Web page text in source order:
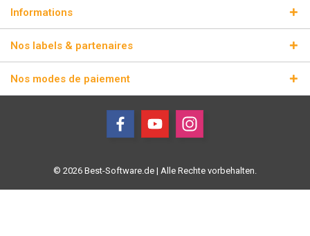
Informations
Nos labels & partenaires
Nos modes de paiement
© 2026 Best-Software.de | Alle Rechte vorbehalten.